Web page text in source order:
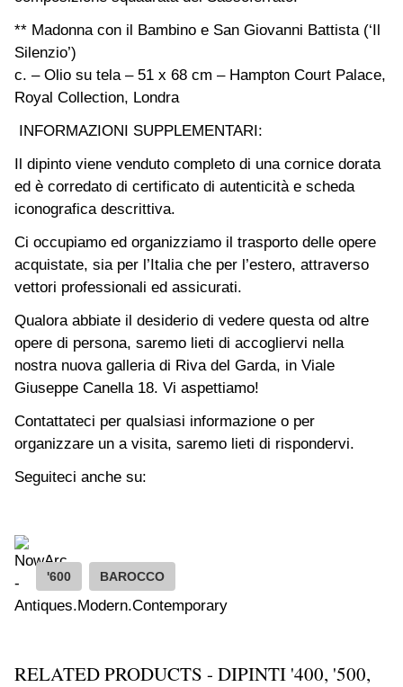
** Madonna con il Bambino e San Giovanni Battista (‘Il
Silenzio’)
c. – Olio su tela – 51 x 68 cm – Hampton Court Palace,
Royal Collection, Londra
INFORMAZIONI SUPPLEMENTARI:
Il dipinto viene venduto completo di una cornice dorata
ed è corredato di certificato di autenticità e scheda
iconografica descrittiva.
Ci occupiamo ed organizziamo il trasporto delle opere
acquistate, sia per l’Italia che per l’estero, attraverso
vettori professionali ed assicurati.
Qualora abbiate il desiderio di vedere questa od altre
opere di persona, saremo lieti di accogliervi nella
nostra nuova galleria di Riva del Garda, in Viale
Giuseppe Canella 18. Vi aspettiamo!
Contattateci per qualsiasi informazione o per
organizzare un a visita, saremo lieti di rispondervi.
Seguiteci anche su:
'600 BAROCCO
RELATED PRODUCTS - DIPINTI '400, '500,